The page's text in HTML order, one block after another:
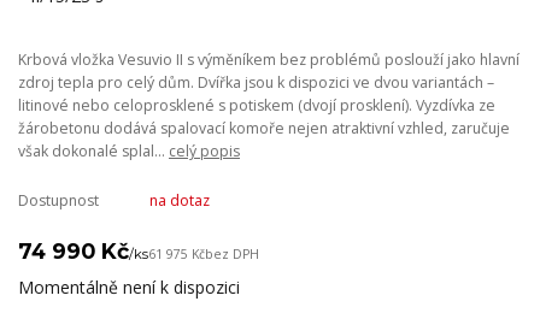
Krbová vložka Vesuvio II s výměníkem bez problémů poslouží jako hlavní
zdroj tepla pro celý dům. Dvířka jsou k dispozici ve dvou variantách –
litinové nebo celoprosklené s potiskem (dvojí prosklení). Vyzdívka ze
žárobetonu dodává spalovací komoře nejen atraktivní vzhled, zaručuje
však dokonalé splal... celý popis
Dostupnost na dotaz
74 990 Kč/ks61 975 Kčbez DPH
Momentálně není k dispozici